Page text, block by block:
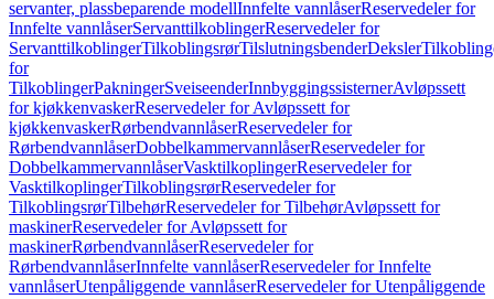
servanter, plassbeparende modellInnfelte vannlåserReservedeler for
Innfelte vannlåserServanttilkoblingerReservedeler for
ServanttilkoblingerTilkoblingsrørTilslutningsbenderDeksler
for
TilkoblingerPakningerSveiseenderInnbyggingssisternerAvløpssett
for kjøkkenvaskerReservedeler for Avløpssett for
kjøkkenvaskerRørbendvannlåserReservedeler for
RørbendvannlåserDobbelkammervannlåserReservedeler for
DobbelkammervannlåserVasktilkoplingerReservedeler for
VasktilkoplingerTilkoblingsrørReservedeler for
TilkoblingsrørTilbehørReservedeler for TilbehørAvløpssett for
maskinerReservedeler for Avløpssett for
maskinerRørbendvannlåserReservedeler for
RørbendvannlåserInnfelte vannlåserReservedeler for Innfelte
vannlåserUtenpåliggende vannlåserReservedeler for Utenpåliggende